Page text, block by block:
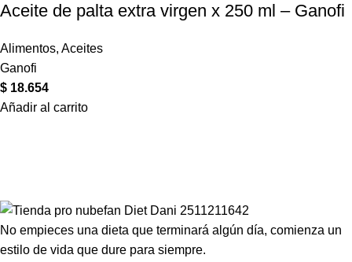
Aceite de palta extra virgen x 250 ml – Ganofi
Alimentos, Aceites
Ganofi
$ 18.654
Añadir al carrito
No empieces una dieta que terminará algún día, comienza un
estilo de vida que dure para siempre.